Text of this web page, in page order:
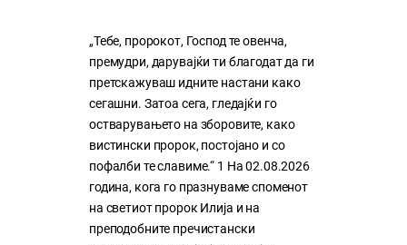
„Тебе, пророкот, Господ те овенча,
премудри, дарувајќи ти благодат да ги
претскажуваш идните настани како
сегашни. Затоа сега, гледајќи го
остварувањето на зборовите, како
вистински пророк, постојано и со
пофалби те славиме.“ 1 На 02.08.2026
година, кога го празнуваме споменот
на светиот пророк Илија и на
преподобните пречистански